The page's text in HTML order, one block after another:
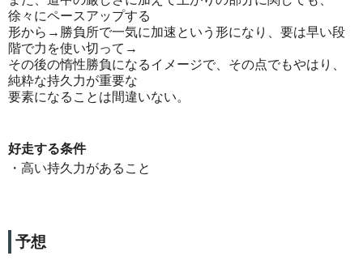
徐々にペースアップする
形から→勝負所で一気に加速という形になり、要は早い段
階で力を使い切って→
その後の惰性勝負になるイメージで、その点でもやはり、
純粋な持久力が重要な
要素になることは間違いない。
好走する条件
・高い持久力があること
予想